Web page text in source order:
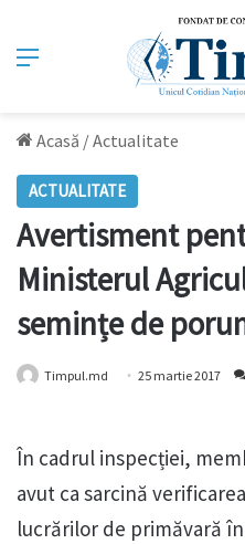
Meniu
Acasă /Actualitate
ACTUALITATE
Avertisment
Ministerul
semințe de
Timpul.md 25 martie 2017
În cadrul inspecției,
avut ca sarcină
lucrărilor de primăvară